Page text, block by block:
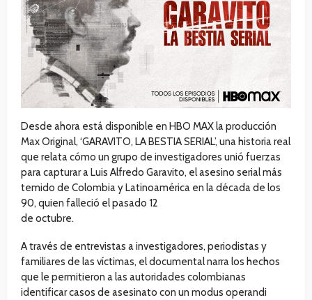
Desde ahora está disponible en HBO MAX la producción
Max Original, ‘GARAVITO, LA BESTIA SERIAL’, una historia real
que relata cómo un grupo de investigadores unió fuerzas
para capturar a Luis Alfredo Garavito, el asesino serial más
temido de Colombia y Latinoamérica en la década de los
90, quien falleció el pasado 12
de octubre.
A través de entrevistas a investigadores, periodistas y
familiares de las víctimas, el documental narra los hechos
que le permitieron a las autoridades colombianas
identificar casos de asesinato con un modus operandi